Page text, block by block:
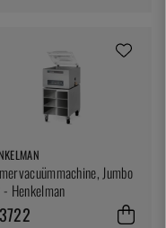
Jumbo
Henkelman